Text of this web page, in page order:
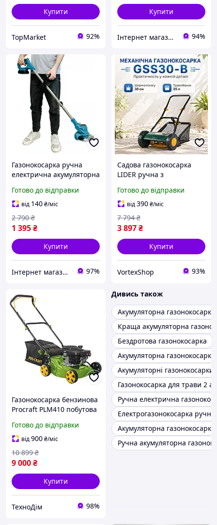
Купити
TopMarket 92%
Купити
Інтернет магазин "Electro Seller" 🛒 Тільки якісні товари за найкращими цінами ✅ 94%
Газонокосарка ручна
електрична акумуляторна
Тримери електричні для
трави
Готово до відправки
від 140₴/міс
1 395₴
2 790 ₴
Купити
Інтернет магазин "Select Store" 🛒 Тільки якісні товари за найкращими цінами ✅ 97%
Садова газонокосарка
LIDER ручна з
регулюванням висоти для
невеликого газону
приватного будинку
Готово до відправки
від390₴/міс
3 897₴
7 794 ₴
Купити
VortexShop 93%
Газонокосарка бензинова
Procraft PLM410 побутова
та дачі з ручним
стартером
Готово до відправки
від900₴/міс
9 000₴
10 899 ₴
Купити
ТехноДім 98%
Дивись також
Акумуляторна газонокосарка
Краща акумуляторна
Бездротова газонокосарка
Акумуляторна
Акумуляторні газонокосарки
Газонокосарка для трави 2
Ручна електрична
Електрогазонокосарка ручна
Акумуляторна
Ручна акумуляторна